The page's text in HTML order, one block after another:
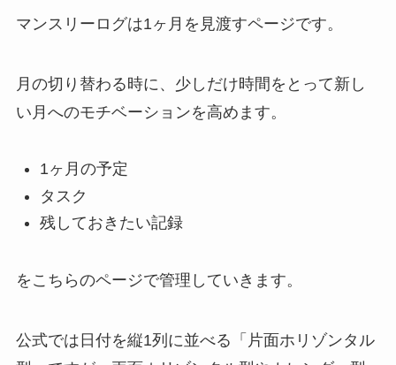
マンスリーログは1ヶ月を見渡すページです。
月の切り替わる時に、少しだけ時間をとって新し
い月へのモチベーションを高めます。
1ヶ月の予定
タスク
残しておきたい記録
をこちらのページで管理していきます。
公式では日付を縦1列に並べる「片面ホリゾンタル